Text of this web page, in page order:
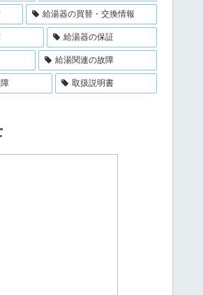
給湯器の買替・交換情報
給湯器の保証
給湯関連の故障
取扱説明書